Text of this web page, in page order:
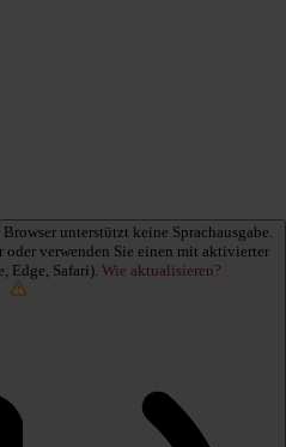
Browser unterstützt keine Sprachausgabe.
verwenden Sie einen mit aktivierter
Edge, Safari). Wie aktualisieren?